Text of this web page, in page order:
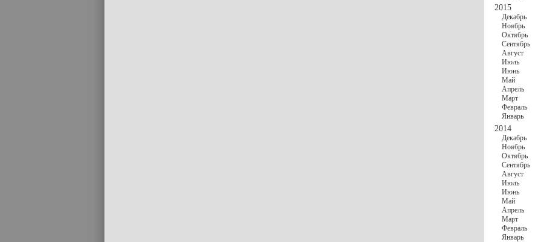
2015
Декабрь
Ноябрь
Октябрь
Сентябрь
Август
Июль
Июнь
Май
Апрель
Март
Февраль
Январь
2014
Декабрь
Ноябрь
Октябрь
Сентябрь
Август
Июль
Июнь
Май
Апрель
Март
Февраль
Январь